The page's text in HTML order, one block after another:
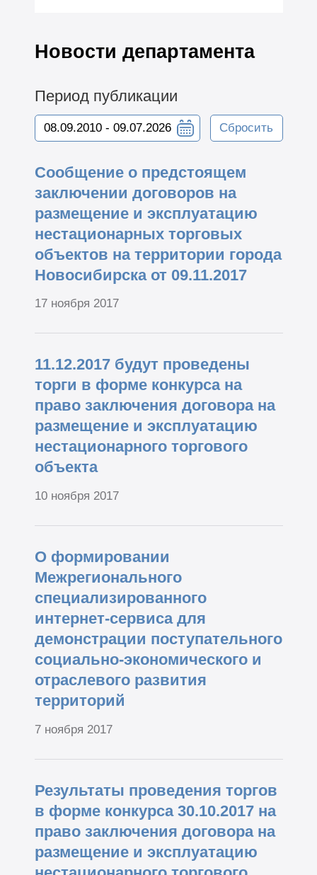
Новости департамента
Период публикации
Сбросить
Сообщение о предстоящем
заключении договоров на
размещение и эксплуатацию
нестационарных торговых
объектов на территории города
Новосибирска от 09.11.2017
17 ноября 2017
11.12.2017 будут проведены
торги в форме конкурса на
право заключения договора на
размещение и эксплуатацию
нестационарного торгового
объекта
10 ноября 2017
О формировании
Межрегионального
специализированного
интернет-сервиса для
демонстрации поступательного
социально-экономического и
отраслевого развития
территорий
7 ноября 2017
Результаты проведения торгов
в форме конкурса 30.10.2017 на
право заключения договора на
размещение и эксплуатацию